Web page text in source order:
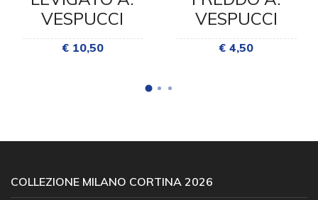
VESPUCCI
€ 10,50
VESPUCCI
€ 4,50
COLLEZIONE MILANO CORTINA 2026